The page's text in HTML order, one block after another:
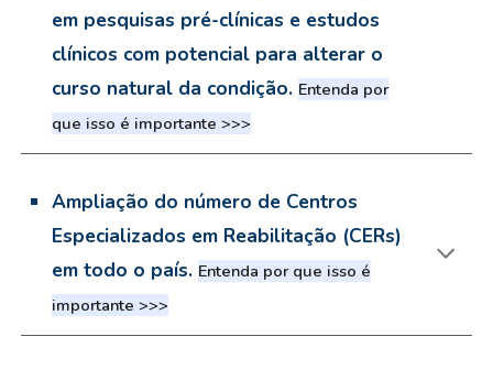
em pesquisas pré-clínicas e estudos
clínicos com potencial para alterar o
curso natural da condição. Entenda por
que isso é importante >>>
Ampliação do número de Centros
Especializados em Reabilitação (CERs)
em todo o país. Entenda por que isso é
importante >>>